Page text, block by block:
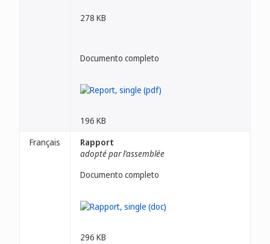
278 KB
Documento completo
196 KB
Français
Rapport
adopté par l'assemblée
Documento completo
296 KB